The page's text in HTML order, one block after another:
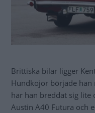
Brittiska bilar ligger
Hundkojor började han
har han breddat sig lite
Austin A40 Futura och